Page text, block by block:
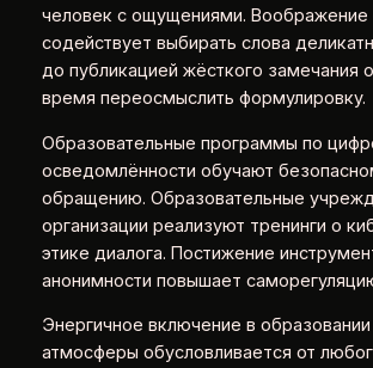
человек с ощущениями. Воображение
содействует выбирать слова
до публикацией жёсткого замечания
время переосмыслить формулировку.
Образовательные программы по
осведомлённости обучают
обращению. Образовательные
организации реализуют тренинги о
этике диалога. Постижение
анонимности повышает
Энергичное включение в
атмосферы обусловливается от